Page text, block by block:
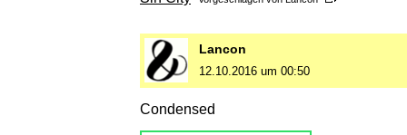
Lancon
12.10.2016 um 00:50
Condensed